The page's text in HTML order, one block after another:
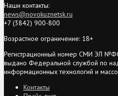
Наши контакты:
news@novokuznetsk.ru
+7 (3842) 900-800
Возрастное ограничение: 18+
Регистрационный номер СМИ ЭЛ
выдано Федеральной службой по
информационных технологий и
Контакты